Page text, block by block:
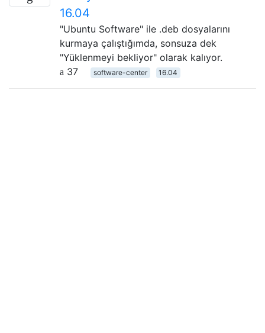
16.04
"Ubuntu Software" ile .deb dosyalarını
kurmaya çalıştığımda, sonsuza dek
"Yüklenmeyi bekliyor" olarak kalıyor.
37
software-center 16.04